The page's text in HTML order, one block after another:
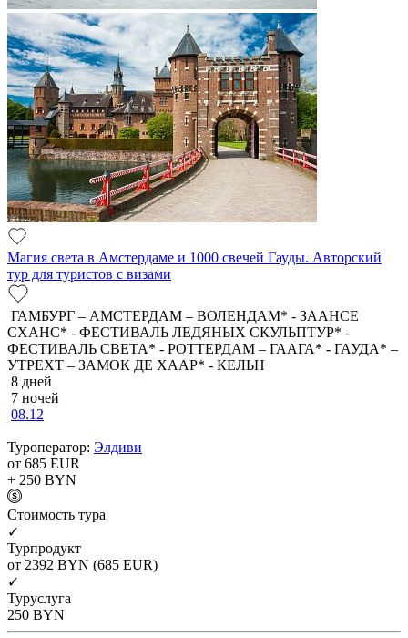
Магия света в Амстердаме и 1000 свечей Гауды. Авторский
тур для туристов с визами
ГАМБУРГ – АМСТЕРДАМ – ВОЛЕНДАМ* - ЗААНСЕ
СХАНС* - ФЕСТИВАЛЬ ЛЕДЯНЫХ СКУЛЬПТУР* -
ФЕСТИВАЛЬ СВЕТА* - РОТТЕРДАМ – ГААГА* - ГАУДА* –
УТРЕХТ – ЗАМОК ДЕ ХААР* - КЕЛЬН
8 дней
7 ночей
08.12
Туроператор: Элдиви
от 685 EUR
+ 250 BYN
Cтоимость тура
✓
Турпродукт
от 2392 BYN (685 EUR)
✓
Туруслуга
250 BYN